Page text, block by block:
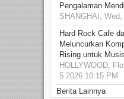
Pengalaman
SHANGHAI,
Hard Rock Cafe
Meluncurkan
Rising untuk
HOLLYWOOD,
5 2026 10:15 PM
Berita Lainnya